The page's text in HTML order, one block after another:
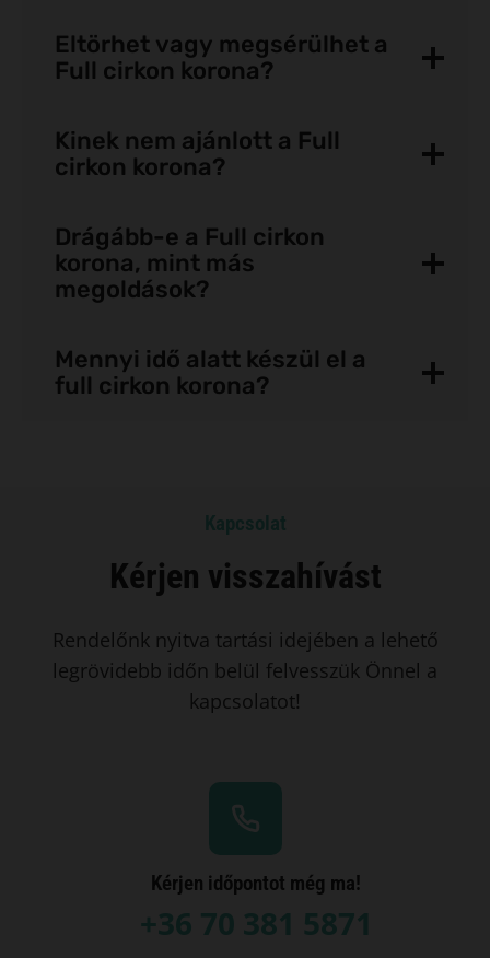
Eltörhet vagy megsérülhet a
Full cirkon korona?
Kinek nem ajánlott a Full
cirkon korona?
Drágább-e a Full cirkon
korona, mint más
megoldások?
Mennyi idő alatt készül el a
full cirkon korona?
Kapcsolat
Kérjen visszahívást
Rendelőnk nyitva tartási idejében a lehető
legrövidebb időn belül felvesszük Önnel a
kapcsolatot!
Kérjen időpontot még ma!
+36 70 381 5871